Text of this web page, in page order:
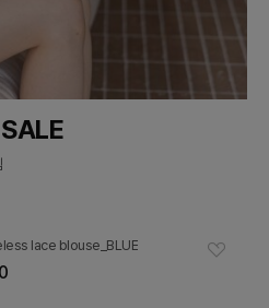
lace blouse_BLUE